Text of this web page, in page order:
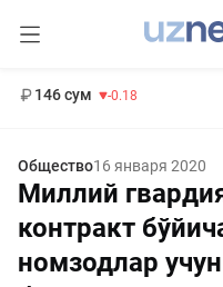
146 сум -0.18
Общество16 января 2020
Миллий
контракт
номзодлар